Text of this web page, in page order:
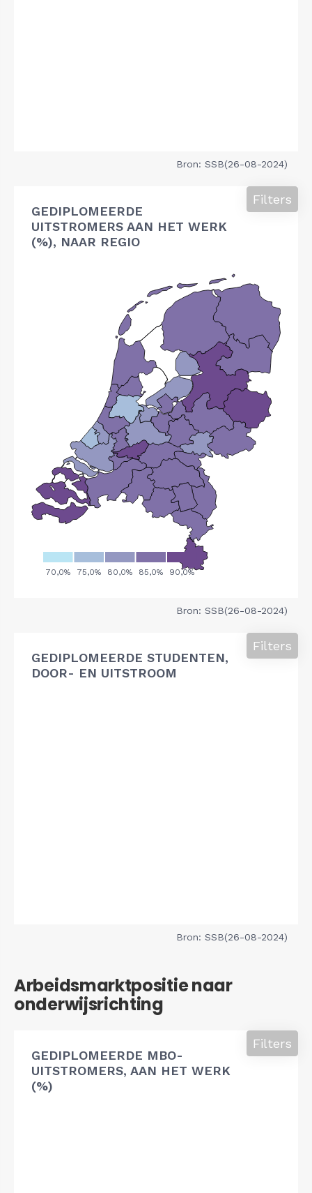
Bron: SSB(26-08-2024)
GEDIPLOMEERDE
UITSTROMERS AAN HET WERK
(%), NAAR REGIO
Filters
Bron: SSB(26-08-2024)
GEDIPLOMEERDE STUDENTEN,
DOOR- EN UITSTROOM
Filters
Bron: SSB(26-08-2024)
Arbeidsmarktpositie naar
onderwijsrichting
GEDIPLOMEERDE MBO-
UITSTROMERS, AAN HET WERK
(%)
Filters